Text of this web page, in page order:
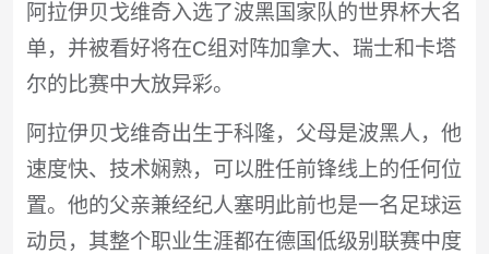
阿拉伊贝戈维奇入选了波黑国家队的世界杯大名
单，并被看好将在C组对阵加拿大、瑞士和卡塔
尔的比赛中大放异彩。
阿拉伊贝戈维奇出生于科隆，父母是波黑人，他
速度快、技术娴熟，可以胜任前锋线上的任何位
置。他的父亲兼经纪人塞明此前也是一名足球运
动员，其整个职业生涯都在德国低级别联赛中度